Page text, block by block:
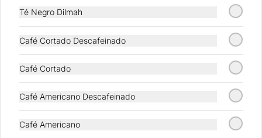
elección
$10.790
Té Negro Dilmah
Café Cortado Descafeinado
Café Cortado
Café Americano Descafeinado
Café Americano